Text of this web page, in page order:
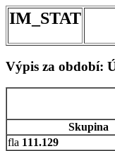
IM_STAT
Výpis za období:
Skupina
111.129